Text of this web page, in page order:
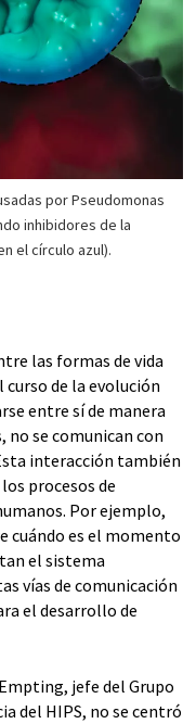
por Pseudomonas
inhibidores de la
el círculo azul).
las formas de vida
de la evolución
entre sí de manera
no se comunican con
interacción también
procesos de
Por ejemplo,
cuándo es el momento
el sistema
vías de comunicación
el desarrollo de
jefe del Grupo
del HIPS, no se centró